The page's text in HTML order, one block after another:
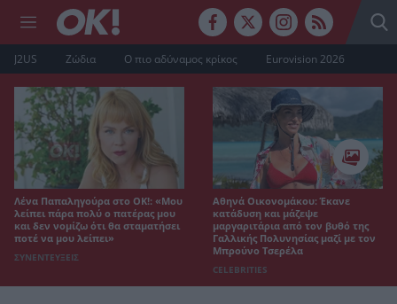
J2US Ζώδια Ο πιο αδύναμος κρίκος Eurovision 2026
Λένα Παπαληγούρα στο ΟΚ!: «Μου
λείπει πάρα πολύ ο πατέρας μου
και δεν νομίζω ότι θα σταματήσει
ποτέ να μου λείπει»
ΣΥΝΕΝΤΕΥΞΕΙΣ
Αθηνά Οικονομάκου: Έκανε
κατάδυση και μάζεψε
μαργαριτάρια από τον βυθό της
Γαλλικής Πολυνησίας μαζί με τον
Μπρούνο Τσερέλα
CELEBRITIES